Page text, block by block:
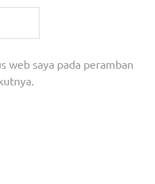
web saya pada peramban